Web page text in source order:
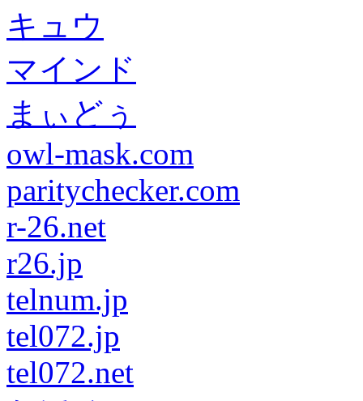
キュウ
マインド
まぃどぅ
owl-mask.com
paritychecker.com
r-26.net
r26.jp
telnum.jp
tel072.jp
tel072.net